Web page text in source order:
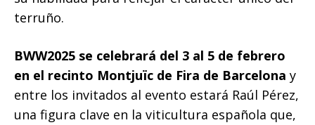
terruño.
BWW2025 se celebrará del 3 al 5 de febrero
en el recinto Montjuïc de Fira de Barcelona y
entre los invitados al evento estará Raúl Pérez,
una figura clave en la viticultura española que,